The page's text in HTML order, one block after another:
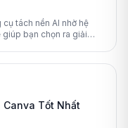
tách nền AI nhờ hệ
bạn chọn ra giải
Canva Tốt Nhất